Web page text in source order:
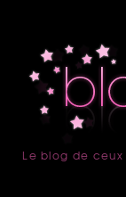
accueil
Le blog de ceux